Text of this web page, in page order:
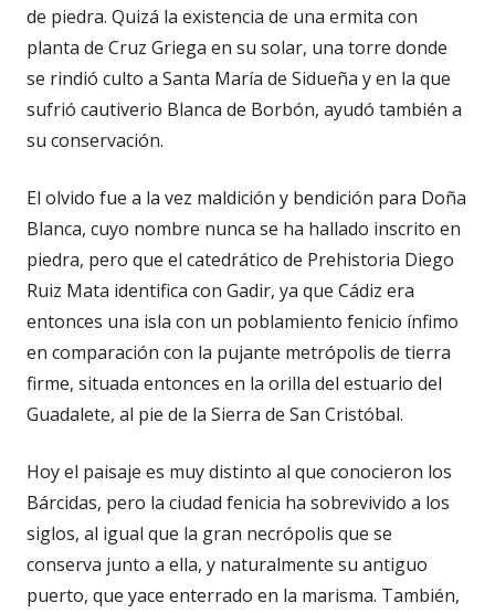
de piedra. Quizá la existencia de una ermita con
planta de Cruz Griega en su solar, una torre donde
se rindió culto a Santa María de Sidueña y en la que
sufrió cautiverio Blanca de Borbón, ayudó también a
su conservación.
El olvido fue a la vez maldición y bendición para Doña
Blanca, cuyo nombre nunca se ha hallado inscrito en
piedra, pero que el catedrático de Prehistoria Diego
Ruiz Mata identifica con Gadir, ya que Cádiz era
entonces una isla con un poblamiento fenicio ínfimo
en comparación con la pujante metrópolis de tierra
firme, situada entonces en la orilla del estuario del
Guadalete, al pie de la Sierra de San Cristóbal.
Hoy el paisaje es muy distinto al que conocieron los
Bárcidas, pero la ciudad fenicia ha sobrevivido a los
siglos, al igual que la gran necrópolis que se
conserva junto a ella, y naturalmente su antiguo
puerto, que yace enterrado en la marisma. También,